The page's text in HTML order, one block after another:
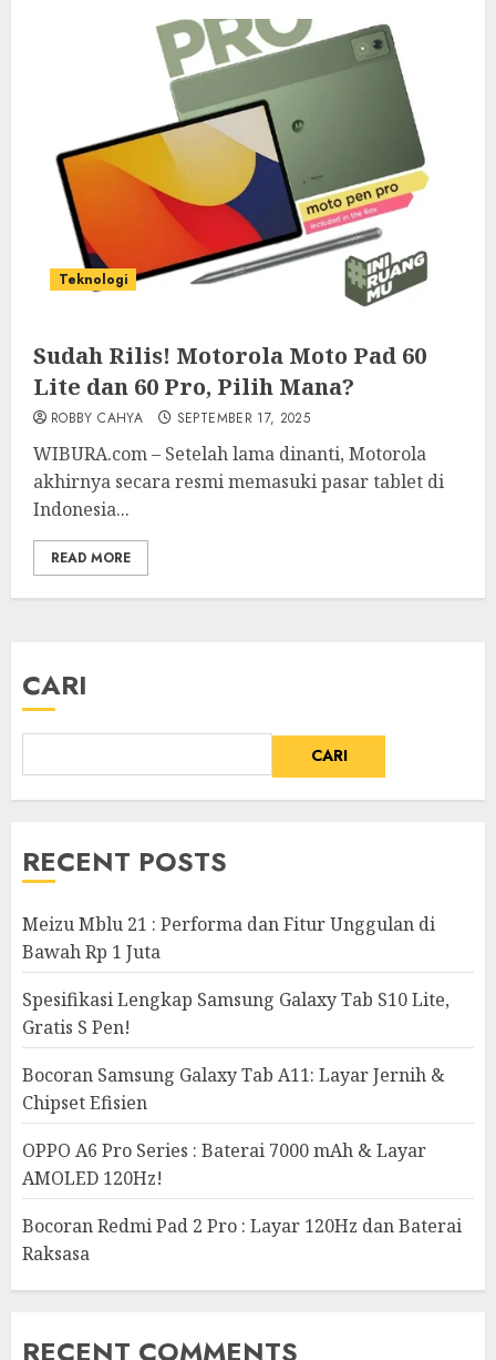
Teknologi
Sudah Rilis! Motorola Moto Pad 60
Lite dan 60 Pro, Pilih Mana?
ROBBY CAHYA SEPTEMBER 17, 2025
WIBURA.com – Setelah lama dinanti, Motorola
akhirnya secara resmi memasuki pasar tablet di
Indonesia...
READ MORE
CARI
CARI
RECENT POSTS
Meizu Mblu 21 : Performa dan Fitur Unggulan di
Bawah Rp 1 Juta
Spesifikasi Lengkap Samsung Galaxy Tab S10 Lite,
Gratis S Pen!
Bocoran Samsung Galaxy Tab A11: Layar Jernih &
Chipset Efisien
OPPO A6 Pro Series : Baterai 7000 mAh & Layar
AMOLED 120Hz!
Bocoran Redmi Pad 2 Pro : Layar 120Hz dan Baterai
Raksasa
RECENT COMMENTS